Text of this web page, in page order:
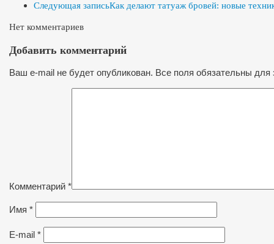
Следующая записьКак делают татуаж бровей: новые
Нет комментариев
Добавить комментарий
Ваш e-mail не будет опубликован. Все поля обязательны для
Комментарий *
Имя *
E-mail *